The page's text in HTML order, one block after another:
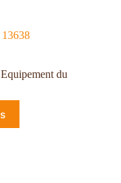
Equipement du